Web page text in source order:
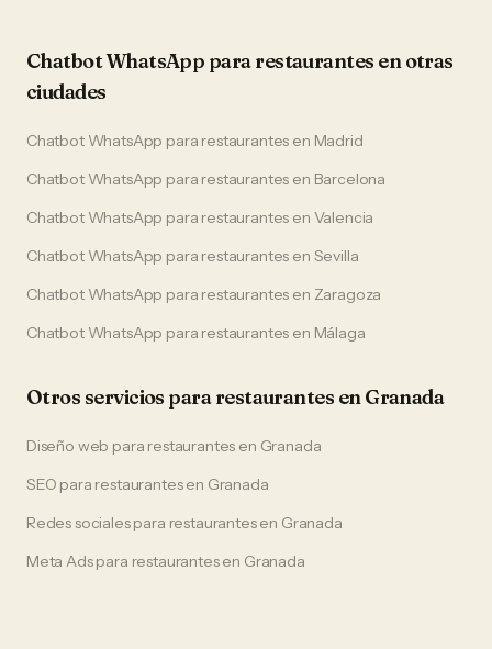
Chatbot WhatsApp pararestaurantes en otras
ciudades
Chatbot WhatsApp para restaurantes en Madrid
Chatbot WhatsApp para restaurantes en Barcelona
Chatbot WhatsApp para restaurantes en Valencia
Chatbot WhatsApp para restaurantes en Sevilla
Chatbot WhatsApp para restaurantes en Zaragoza
Chatbot WhatsApp para restaurantes en Málaga
Otros servicios pararestaurantes enGranada
Diseño web para restaurantes en Granada
SEO para restaurantesen Granada
Redes socialespara restaurantesen Granada
Meta Adspara restaurantesen Granada